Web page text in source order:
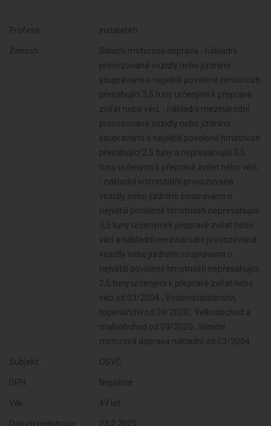
Profese: instalatéři
Živnosti:
Silniční motorová doprava - nákladní
provozovaná vozidly nebo jízdními
soupravami o největší povolené hmotnosti
přesahující 3,5 tuny určenými k přepravě
zvířat nebo věcí, - nákladní mezinárodní
provozovaná vozidly nebo jízdními
soupravami o největší povolené hmotnosti
přesahující 2,5 tuny a nepřesahující 3,5
tuny určenými k přepravě zvířat nebo věcí,
- nákladní vnitrostátní provozovaná
vozidly nebo jízdními soupravami o
největší povolené hmotnosti nepřesahující
3,5 tuny určenými k přepravě zvířat nebo
věcí a nákladní mezinárodní provozovaná
vozidly nebo jízdními soupravami o
největší povolené hmotnosti nepřesahující
2,5 tuny určenými k přepravě zvířat nebo
věcí od 03/2004 , Vodoinstalatérství,
topenářství od 09/2020 , Velkoobchod a
maloobchod od 09/2020 , Silniční
motorová doprava nákladní od 03/2004
Subjekt: OSVČ
DPH: Neplátce
Věk: 49 let
Datum registrace: 23.2.2025